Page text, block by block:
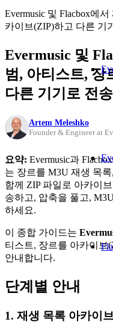
Evermusic 및 Flacbox에
카이브(ZIP)하고 다른 기
Evermusic 및
범, 아티스트,
다른 기기로 전
Artem Meleshko
Founder & Engineer at
요약: Evermusic과
는 장르를 M3U 재생 목
함께 ZIP 파일로 아카이
송하고, 압축을 풀고,
하세요.
이 종합 가이드는
티스트, 장르를 아카이브
안내합니다.
단계별 안내
1. 재생 목록 아카이